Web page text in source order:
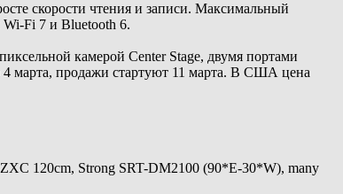
скорости чтения и записи. Максимальный
Fi 7 и Bluetooth 6.
камерой Center Stage, двумя портами
4 марта, продажи стартуют 11 марта. В США цена
120cm, Strong SRT-DM2100 (90*E-30*W), many